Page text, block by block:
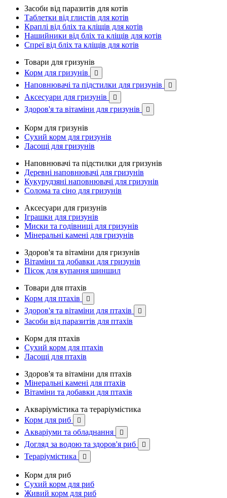
Засоби від паразитів для котів
Таблетки від глистів для котів
Краплі від бліх та кліщів для котів
Нашийники від бліх та кліщів для котів
Спреї від бліх та кліщів для котів
Товари для гризунів
Корм для гризунів

Наповнювачі та підстилки для гризунів 
Аксесуари для гризунів 
Здоров'я та вітаміни для гризунів 
Корм для гризунів
Сухий корм для гризунів
Ласощі для гризунів
Наповнювачі та підстилки для гризунів
Деревні наповнювачі для гризунів
Кукурудзяні наповнювачі для гризунів
Солома та сіно для гризунів
Аксесуари для гризунів
Іграшки для гризунів
Миски та годівниці для гризунів
Мінеральні камені для гризунів
Здоров'я та вітаміни для гризунів
Вітаміни та добавки для гризунів
Пісок для купання шиншил
Товари для птахів
Корм для птахів

Здоров'я та вітаміни для птахів 
Засоби від паразитів для птахів
Корм для птахів
Сухий корм для птахів
Ласощі для птахів
Здоров'я та вітаміни для птахів
Мінеральні камені для птахів
Вітаміни та добавки для птахів
Акваріумістика та тераріумістика
Корм для риб

Акваріуми та обладнання 
Догляд за водою та здоров'я риб 
Тераріумістика 
Корм для риб
Сухий корм для риб
Живий корм для риб